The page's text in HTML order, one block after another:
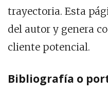
trayectoria. Esta
del autor y genera
cliente potencial.
Bibliografía o